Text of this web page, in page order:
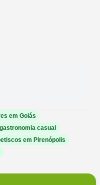
em Goiás
gastronomia casual
em Pirenópolis